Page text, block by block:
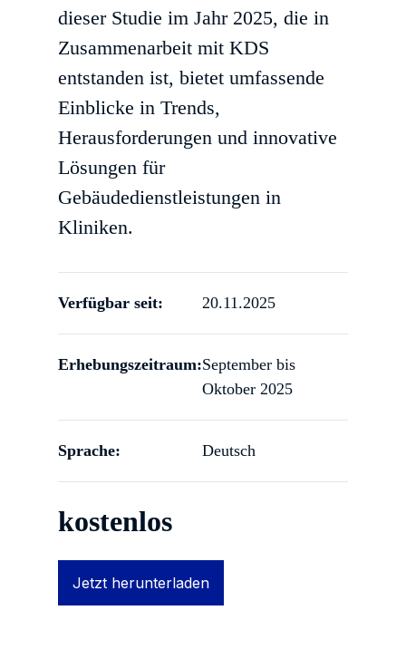
dieser Studie im Jahr 2025, die in
Zusammenarbeit mit KDS
entstanden ist, bietet umfassende
Einblicke in Trends,
Herausforderungen und innovative
Lösungen für
Gebäudedienstleistungen in
Kliniken.
Verfügbar seit: 20.11.2025
Erhebungszeitraum:September bis
Oktober 2025
Sprache: Deutsch
kostenlos
Jetzt herunterladen